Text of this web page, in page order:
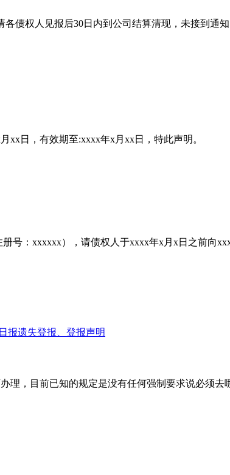
权人见报后30日内到公司结算清现，未接到通
xx日，有效期至:xxxx年x月xx日，特此声明。
：xxxxxx），请债权人于xxxx年x月x日之前向
报遗失登报、登报声明
，目前已知的规定是没有任何强制要求说必须